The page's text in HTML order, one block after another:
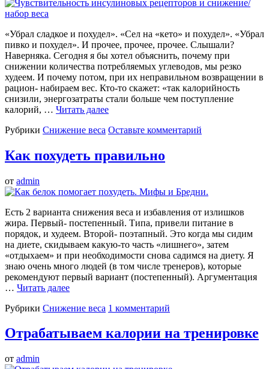
«Убрал сладкое и похудел». «Сел на «кето» и похудел». «Убрал
пивко и похудел». И прочее, прочее, прочее. Слышали?
Наверняка. Сегодня я бы хотел объяснить, почему при
снижении количества потребляемых углеводов, мы резко
худеем. И почему потом, при их неправильном возвращении в
рацион- набираем вес. Кто-то скажет: «так калорийность
снизили, энергозатраты стали больше чем поступление
калорий, … Читать далее
Рубрики Снижение веса Оставьте комментарий
Как похудеть правильно
от admin
Есть 2 варианта снижения веса и избавления от излишков
жира. Первый- постепенный. Типа, привели питание в
порядок, и худеем. Второй- поэтапный. Это когда мы сидим
на диете, скидываем какую-то часть «лишнего», затем
«отдыхаем» и при необходимости снова садимся на диету. Я
знаю очень много людей (в том числе тренеров), которые
рекомендуют первый вариант (постепенный). Аргументация
… Читать далее
Рубрики Снижение веса 1 комментарий
Отрабатываем калории на тренировке
от admin